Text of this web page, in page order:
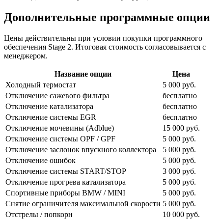
Дополнительные программные опции
Цены действительны при условии покупки программного
обеспечения Stage 2. Итоговая стоимость согласовывается с
менеджером.
Название опции
Цена
Холодный термостат
5 000 руб.
Отключение сажевого фильтра
бесплатно
Отключение катализатора
бесплатно
Отключение системы EGR
бесплатно
Отключение мочевины (Adblue)
15 000 руб.
Отключение системы OPF / GPF
5 000 руб.
Отключение заслонок впускного коллектора
5 000 руб.
Отключение ошибок
5 000 руб.
Отключение системы START/STOP
3 000 руб.
Отключение прогрева катализатора
5 000 руб.
Спортивные приборы BMW / MINI
5 000 руб.
Снятие ограничителя максимальной скорости 5 000 руб.
Отстрелы / попкорн
10 000 руб.